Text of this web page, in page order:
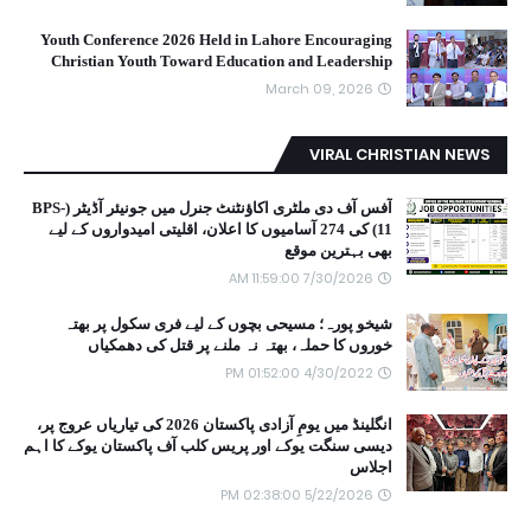
Youth Conference 2026 Held in Lahore Encouraging
Christian Youth Toward Education and Leadership
March 09, 2026
VIRAL CHRISTIAN NEWS
آفس آف دی ملٹری اکاؤنٹنٹ جنرل میں جونیئر آڈیٹر (BPS-
11) کی 274 آسامیوں کا اعلان، اقلیتی امیدواروں کے لیے
بھی بہترین موقع
7/30/2026 11:59:00 AM
شیخو پورہ؛ مسیحی بچوں کے لیے فری سکول پر بھتہ
خوروں کا حملہ، بھتہ نہ ملنے پر قتل کی دھمکیاں
4/30/2022 01:52:00 PM
انگلینڈ میں یومِ آزادی پاکستان 2026 کی تیاریاں عروج پر،
دیسی سنگت یوکے اور پریس کلب آف پاکستان یوکے کا اہم
اجلاس
5/22/2026 02:38:00 PM